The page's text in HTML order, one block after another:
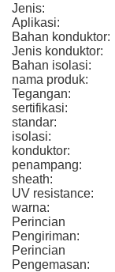
Jenis:
Aplikasi:
Bahan konduktor:
Jenis konduktor:
Bahan isolasi:
nama produk:
Tegangan:
sertifikasi:
standar:
isolasi:
konduktor:
penampang:
sheath:
UV resistance:
warna:
Perincian
Pengiriman:
Perincian
Pengemasan: